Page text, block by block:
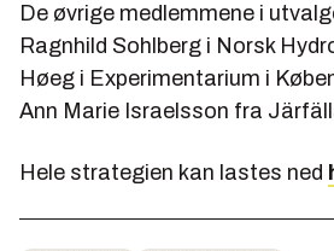
De øvrige medlemmene i
Ragnhild Sohlberg i Norsk
Høeg i Experimentarium i
Ann Marie Israelsson fra
Hele strategien kan lastes ned